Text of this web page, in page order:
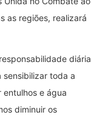
as regiões, realizará
diária
sensibilizar toda a
e água
diminuir os